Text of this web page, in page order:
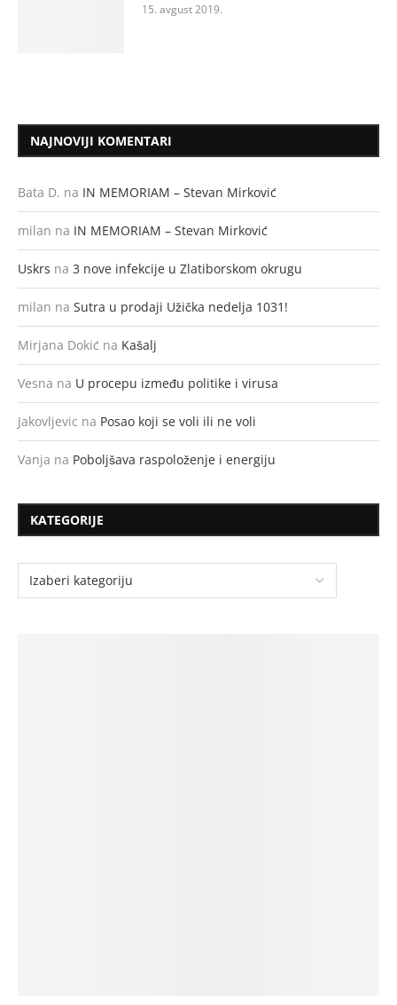
15. avgust 2019.
NAJNOVIJI KOMENTARI
Bata D. na IN MEMORIAM – Stevan Mirković
milan na IN MEMORIAM – Stevan Mirković
Uskrs na 3 nove infekcije u Zlatiborskom okrugu
milan na Sutra u prodaji Užička nedelja 1031!
Mirjana Dokić na Kašalj
Vesna na U procepu između politike i virusa
Jakovljevic na Posao koji se voli ili ne voli
Vanja na Poboljšava raspoloženje i energiju
KATEGORIJE